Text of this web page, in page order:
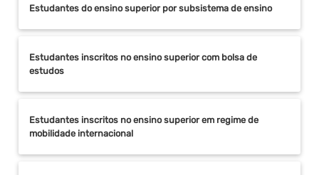
Estudantes do ensino superior por subsistema de ensino
Estudantes inscritos no ensino superior com bolsa de
estudos
Estudantes inscritos no ensino superior em regime de
mobilidade internacional